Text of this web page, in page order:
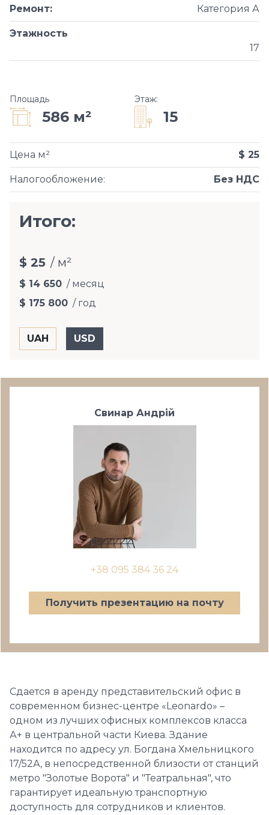
Ремонт: Категория А
Этажность
17
Площадь
586 м²
Этаж:
15
Налогообложение: Без НДС
Цена м² $ 25
Итого:
$ 25 / м²
$ 14 650 / месяц
$ 175 800 / год
Свинар Андрій
+38 095 384 36 24
Получить презентацию на почту
Сдается в аренду представительский офис в
современном бизнес-центре «Leonardo» –
одном из лучших офисных комплексов класса
А+ в центральной части Киева. Здание
находится по адресу ул. Богдана Хмельницкого
17/52А, в непосредственной близости от станций
метро "Золотые Ворота" и "Театральная", что
гарантирует идеальную транспортную
доступность для сотрудников и клиентов.